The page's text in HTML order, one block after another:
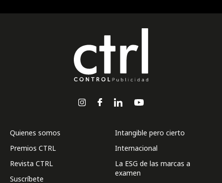
Quienes somos
Premios CTRL
Revista CTRL
Suscríbete
Intangible pero cierto
Internacional
La ESG de las marcas a
examen